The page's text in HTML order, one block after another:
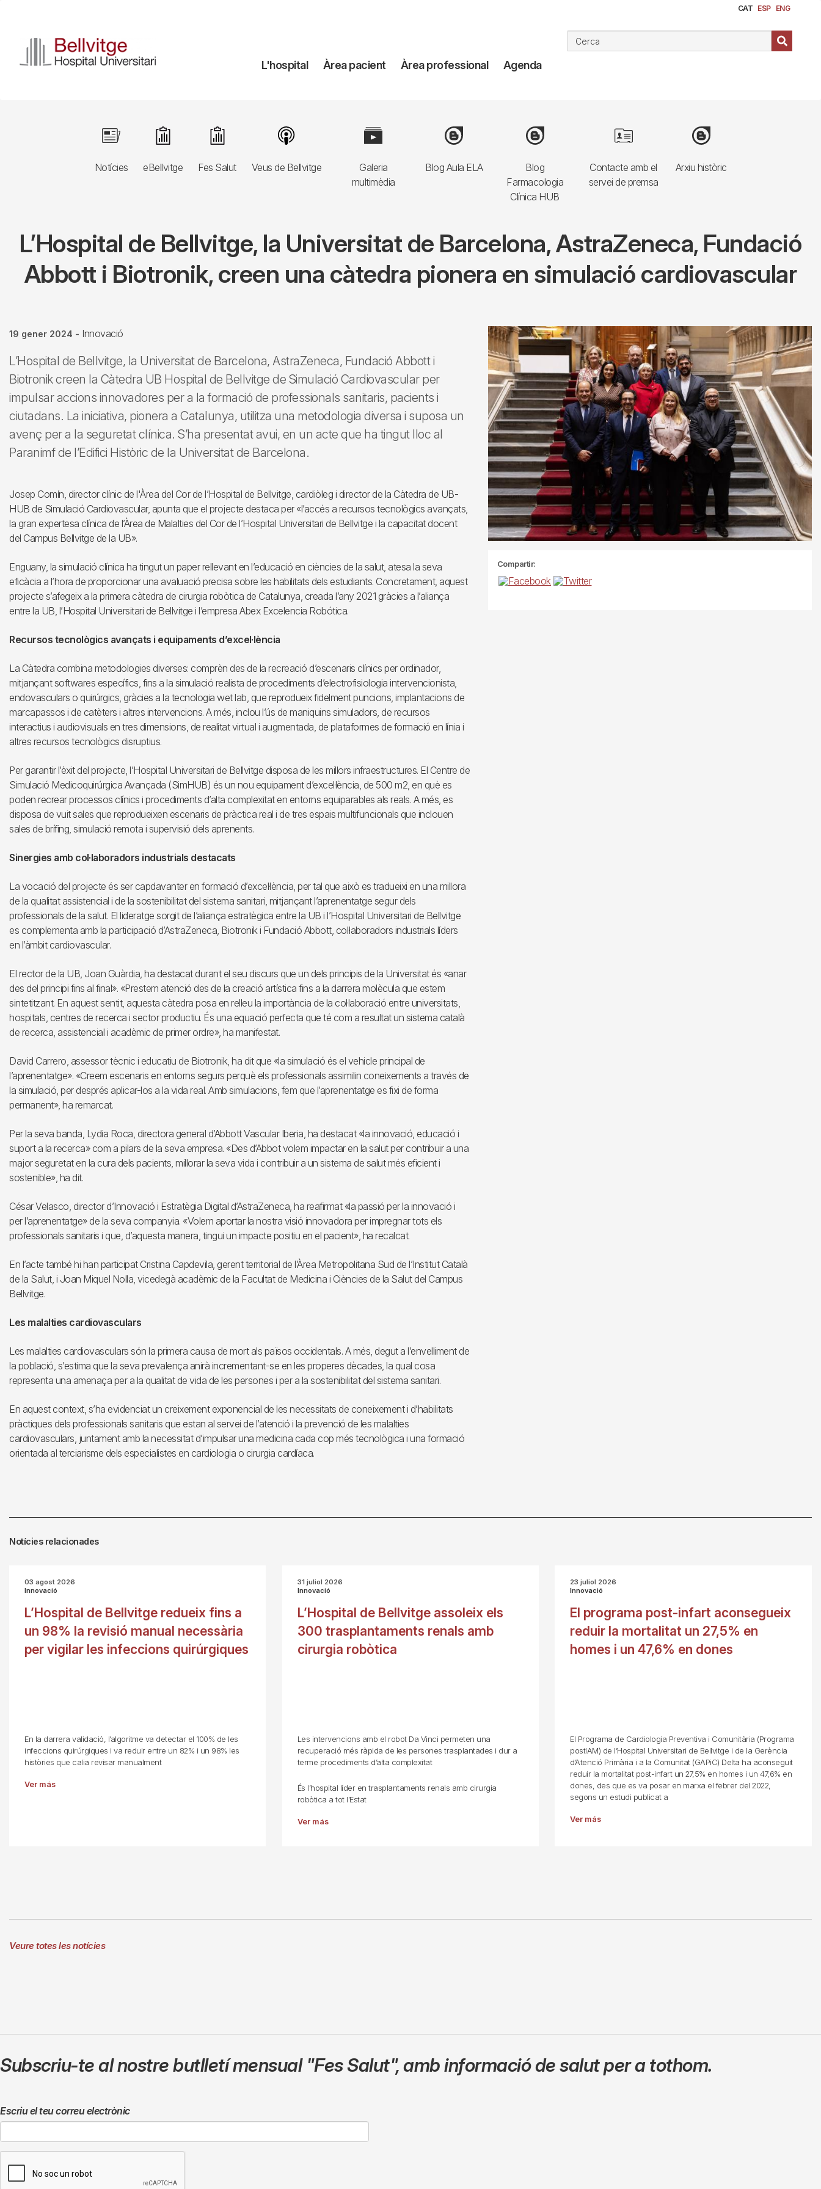
contingut
CAT ESP ENG
Navegación
L'hospital Àrea pacient Àrea professional Agenda
Notícies
Image
eBellvitge
Image
Fes Salut
Image
Veus de Bellvitge
Image
Galeria
multimèdia
Image
Blog Aula ELA
Image
Blog
Farmacologia
Clínica HUB
Image
Contacte amb el
servei de premsa
Image
Arxiu històric
Image
L’Hospital de Bellvitge, la Universitat de Barcelona, AstraZeneca, Fundació
Abbott i Biotronik, creen una càtedra pionera en simulació cardiovascular
19 gener 2024 - Innovació
L’Hospital de Bellvitge, la Universitat de Barcelona, AstraZeneca, Fundació Abbott i
Biotronik creen la Càtedra UB Hospital de Bellvitge de Simulació Cardiovascular per
impulsar accions innovadores per a la formació de professionals sanitaris, pacients i
ciutadans. La iniciativa, pionera a Catalunya, utilitza una metodologia diversa i suposa un
avenç per a la seguretat clínica. S’ha presentat avui, en un acte que ha tingut lloc al
Paranimf de l’Edifici Històric de la Universitat de Barcelona.
Josep Comín, director clínic de l'Àrea del Cor de l’Hospital de Bellvitge, cardiòleg i director de la Càtedra de UB-
HUB de Simulació Cardiovascular, apunta que el projecte destaca per «l’accés a recursos tecnològics avançats,
la gran expertesa clínica de l’Àrea de Malalties del Cor de l’Hospital Universitari de Bellvitge i la capacitat docent
del Campus Bellvitge de la UB».
Enguany, la simulació clínica ha tingut un paper rellevant en l’educació en ciències de la salut, atesa la seva
eficàcia a l’hora de proporcionar una avaluació precisa sobre les habilitats dels estudiants. Concretament, aquest
projecte s’afegeix a la primera càtedra de cirurgia robòtica de Catalunya, creada l’any 2021 gràcies a l’aliança
entre la UB, l’Hospital Universitari de Bellvitge i l’empresa Abex Excelencia Robótica.
Recursos tecnològics avançats i equipaments d’excel·lència
La Càtedra combina metodologies diverses: comprèn des de la recreació d’escenaris clínics per ordinador,
mitjançant softwares específics, fins a la simulació realista de procediments d’electrofisiologia intervencionista,
endovasculars o quirúrgics, gràcies a la tecnologia wet lab, que reprodueix fidelment puncions, implantacions de
marcapassos i de catèters i altres intervencions. A més, inclou l’ús de maniquins simuladors, de recursos
interactius i audiovisuals en tres dimensions, de realitat virtual i augmentada, de plataformes de formació en línia i
altres recursos tecnològics disruptius.
Per garantir l’èxit del projecte, l’Hospital Universitari de Bellvitge disposa de les millors infraestructures. El Centre de
Simulació Medicoquirúrgica Avançada (SimHUB) és un nou equipament d’excel·lència, de 500 m2, en què es
poden recrear processos clínics i procediments d’alta complexitat en entorns equiparables als reals. A més, es
disposa de vuit sales que reprodueixen escenaris de pràctica real i de tres espais multifuncionals que inclouen
sales de brífing, simulació remota i supervisió dels aprenents.
Sinergies amb col·laboradors industrials destacats
La vocació del projecte és ser capdavanter en formació d’excel·lència, per tal que això es tradueixi en una millora
de la qualitat assistencial i de la sostenibilitat del sistema sanitari, mitjançant l’aprenentatge segur dels
professionals de la salut. El lideratge sorgit de l’aliança estratègica entre la UB i l’Hospital Universitari de Bellvitge
es complementa amb la participació d’AstraZeneca, Biotronik i Fundació Abbott, col·laboradors industrials líders
en l’àmbit cardiovascular.
El rector de la UB, Joan Guàrdia, ha destacat durant el seu discurs que un dels principis de la Universitat és «anar
des del principi fins al final». «Prestem atenció des de la creació artística fins a la darrera molècula que estem
sintetitzant. En aquest sentit, aquesta càtedra posa en relleu la importància de la col·laboració entre universitats,
hospitals, centres de recerca i sector productiu. És una equació perfecta que té com a resultat un sistema català
de recerca, assistencial i acadèmic de primer ordre», ha manifestat.
David Carrero, assessor tècnic i educatiu de Biotronik, ha dit que «la simulació és el vehicle principal de
l’aprenentatge». «Creem escenaris en entorns segurs perquè els professionals assimilin coneixements a través de
la simulació, per després aplicar-los a la vida real. Amb simulacions, fem que l’aprenentatge es fixi de forma
permanent», ha remarcat.
Per la seva banda, Lydia Roca, directora general d’Abbott Vascular Iberia, ha destacat «la innovació, educació i
suport a la recerca» com a pilars de la seva empresa. «Des d’Abbot volem impactar en la salut per contribuir a una
major seguretat en la cura dels pacients, millorar la seva vida i contribuir a un sistema de salut més eficient i
sostenible», ha dit.
César Velasco, director d’Innovació i Estratègia Digital d’AstraZeneca, ha reafirmat «la passió per la innovació i
per l’aprenentatge» de la seva companyia. «Volem aportar la nostra visió innovadora per impregnar tots els
professionals sanitaris i que, d’aquesta manera, tingui un impacte positiu en el pacient», ha recalcat.
En l’acte també hi han participat Cristina Capdevila, gerent territorial de l’Àrea Metropolitana Sud de l’Institut Català
de la Salut, i Joan Miquel Nolla, vicedegà acadèmic de la Facultat de Medicina i Ciències de la Salut del Campus
Bellvitge.
Les malalties cardiovasculars
Les malalties cardiovasculars són la primera causa de mort als països occidentals. A més, degut a l’envelliment de
la població, s’estima que la seva prevalença anirà incrementant-se en les properes dècades, la qual cosa
representa una amenaça per a la qualitat de vida de les persones i per a la sostenibilitat del sistema sanitari.
En aquest context, s’ha evidenciat un creixement exponencial de les necessitats de coneixement i d’habilitats
pràctiques dels professionals sanitaris que estan al servei de l’atenció i la prevenció de les malalties
cardiovasculars, juntament amb la necessitat d’impulsar una medicina cada cop més tecnològica i una formació
orientada al terciarisme dels especialistes en cardiologia o cirurgia cardíaca.
Compartir:
Notícies relacionades
03 agost 2026
Innovació
L’Hospital de Bellvitge redueix fins a
un 98% la revisió manual necessària
per vigilar les infeccions quirúrgiques
En la darrera validació, l’algoritme va detectar el 100% de les
infeccions quirúrgiques i va reduir entre un 82% i un 98% les
històries que calia revisar manualment
Ver más
31 juliol 2026
Innovació
L’Hospital de Bellvitge assoleix els
300 trasplantaments renals amb
cirurgia robòtica
Les intervencions amb el robot Da Vinci permeten una
recuperació més ràpida de les persones trasplantades i dur a
terme procediments d’alta complexitat
És l’hospital líder en trasplantaments renals amb cirurgia
robòtica a tot l’Estat
Ver más
23 juliol 2026
Innovació
El programa post-infart aconsegueix
reduir la mortalitat un 27,5% en
homes i un 47,6% en dones
El Programa de Cardiologia Preventiva i Comunitària (Programa
postIAM) de l’Hospital Universitari de Bellvitge i de la Gerència
d’Atenció Primària i a la Comunitat (GAPiC) Delta ha aconseguit
reduir la mortalitat post-infart un 27,5% en homes i un 47,6% en
dones, des que es va posar en marxa el febrer del 2022,
segons un estudi publicat a
Ver más
Veure totes les notícies
Subscriu-te al nostre butlletí mensual "Fes Salut",amb informació de salut per a tothom.
Escriu el teu correu electrònic